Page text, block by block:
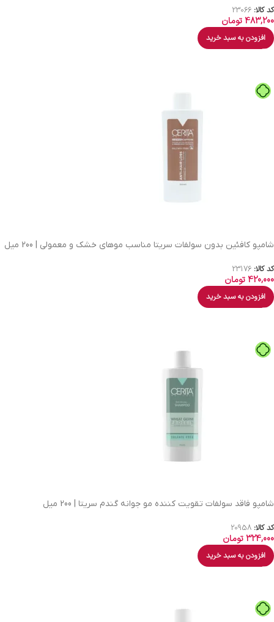
کد کالا: 23066
483,200تومان
افزودن به سبد خرید
شامپو کافئین بدون سولفات سریتا مناسب موهای خشک و معمولی | 200 میل
کد کالا: 23176
420,000تومان
افزودن به سبد خرید
شامپو فاقد سولفات تقویت کننده مو جوانه گندم سریتا | 200 میل
کد کالا: 20958
324,000تومان
افزودن به سبد خرید